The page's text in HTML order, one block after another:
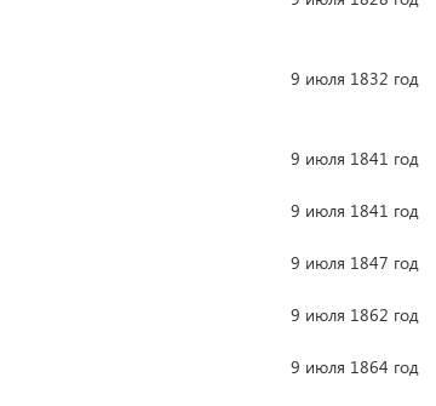
9 июля 1832 год
9 июля 1841 год
9 июля 1841 год
9 июля 1847 год
9 июля 1862 год
9 июля 1864 год